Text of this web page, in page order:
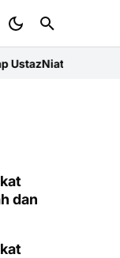
Fitrah untuk Ibu:
dan